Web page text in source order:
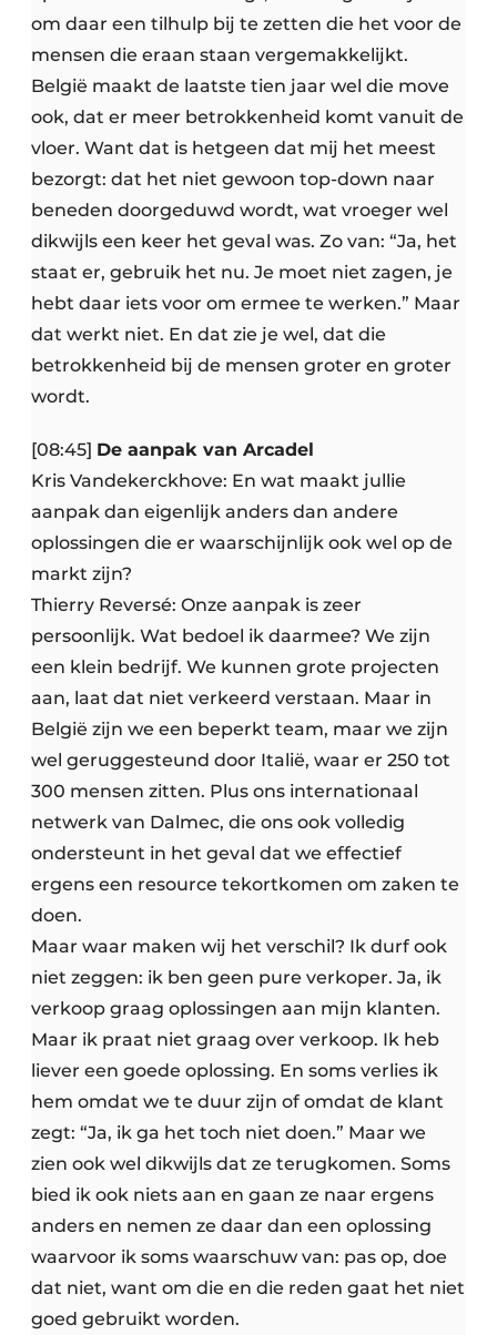
om daar een tilhulp bij te zetten die het voor de
mensen die eraan staan vergemakkelijkt.
België maakt de laatste tien jaar wel die move
ook, dat er meer betrokkenheid komt vanuit de
vloer. Want dat is hetgeen dat mij het meest
bezorgt: dat het niet gewoon top-down naar
beneden doorgeduwd wordt, wat vroeger wel
dikwijls een keer het geval was. Zo van: “Ja, het
staat er, gebruik het nu. Je moet niet zagen, je
hebt daar iets voor om ermee te werken.” Maar
dat werkt niet. En dat zie je wel, dat die
betrokkenheid bij de mensen groter en groter
wordt.
[08:45] De aanpak van Arcadel
Kris Vandekerckhove: En wat maakt jullie
aanpak dan eigenlijk anders dan andere
oplossingen die er waarschijnlijk ook wel op de
markt zijn?
Thierry Reversé: Onze aanpak is zeer
persoonlijk. Wat bedoel ik daarmee? We zijn
een klein bedrijf. We kunnen grote projecten
aan, laat dat niet verkeerd verstaan. Maar in
België zijn we een beperkt team, maar we zijn
wel geruggesteund door Italië, waar er 250 tot
300 mensen zitten. Plus ons internationaal
netwerk van Dalmec, die ons ook volledig
ondersteunt in het geval dat we effectief
ergens een resource tekortkomen om zaken te
doen.
Maar waar maken wij het verschil? Ik durf ook
niet zeggen: ik ben geen pure verkoper. Ja, ik
verkoop graag oplossingen aan mijn klanten.
Maar ik praat niet graag over verkoop. Ik heb
liever een goede oplossing. En soms verlies ik
hem omdat we te duur zijn of omdat de klant
zegt: “Ja, ik ga het toch niet doen.” Maar we
zien ook wel dikwijls dat ze terugkomen. Soms
bied ik ook niets aan en gaan ze naar ergens
anders en nemen ze daar dan een oplossing
waarvoor ik soms waarschuw van: pas op, doe
dat niet, want om die en die reden gaat het niet
goed gebruikt worden.